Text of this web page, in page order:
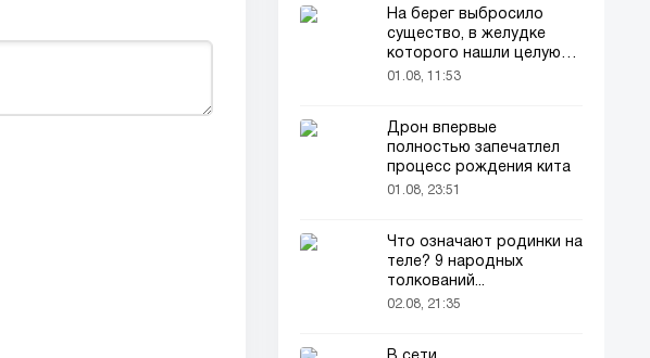
На берег выбросило
существо, в желудке
которого нашли целую
добычу
01.08, 11:53
Дрон впервые
полностью запечатлел
процесс рождения кита
01.08, 23:51
Что означают родинки на
теле? 9 народных
толкований...
02.08, 21:35